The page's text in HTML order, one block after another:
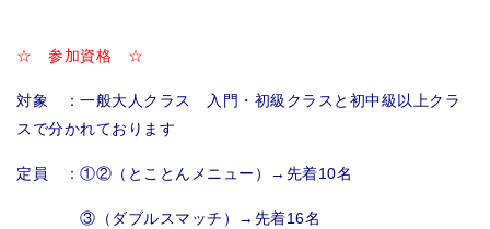
☆ 参加資格 ☆
対象 ：一般大人クラス 入門・初級クラスと初中級以上クラ
スで分かれております
定員 ：①②（とことんメニュー）→先着10名
③（ダブルスマッチ）→先着16名